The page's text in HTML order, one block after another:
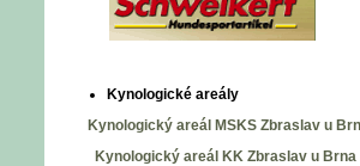
Kynologické areály
Kynologický areál MSKS Zbraslav u
Kynologický areál KK Zbraslav u Brna